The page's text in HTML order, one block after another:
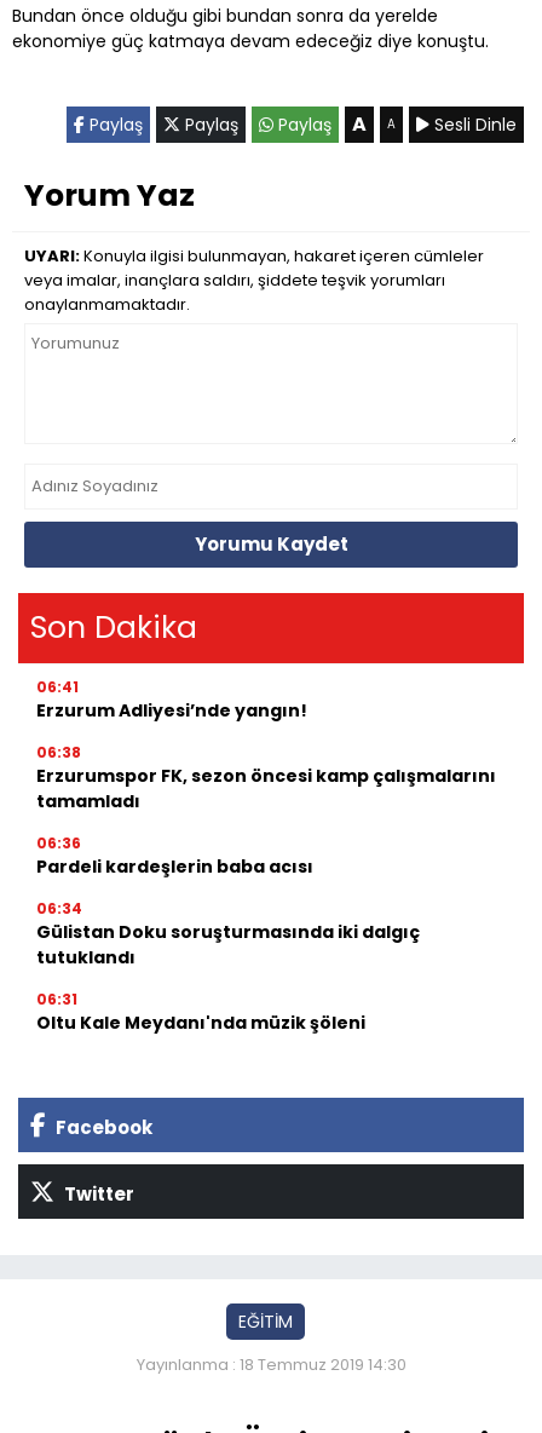
Bundan önce olduğu gibi bundan sonra da yerelde
ekonomiye güç katmaya devam edeceğiz diye konuştu.
Paylaş Paylaş Paylaş A A Sesli Dinle
Yorum Yaz
UYARI:Konuyla ilgisi bulunmayan, hakaret içeren cümleler
veya imalar, inançlara saldırı, şiddete teşvik yorumları
onaylanmamaktadır.
Yorumu Kaydet
Son Dakika
06:41
Erzurum Adliyesi’nde yangın!
06:38
Erzurumspor FK, sezon öncesi kamp çalışmalarını
tamamladı
06:36
Pardeli kardeşlerin baba acısı
06:34
Gülistan Doku soruşturmasında iki dalgıç
tutuklandı
06:31
Oltu Kale Meydanı'nda müzik şöleni
Facebook
Twitter
EĞİTİM
Yayınlanma : 18 Temmuz 2019 14:30